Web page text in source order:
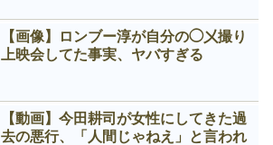
【画像】ロンブー淳が自分の◯㐅撮り
上映会してた事実、ヤバすぎる
【動画】今田耕司が女性にしてきた過
去の悪行、「人間じゃねえ」と言われ